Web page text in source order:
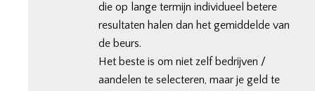
die op lange termijn individueel betere
resultaten halen dan het gemiddelde van
de beurs.
Het beste is om niet zelf bedrijven /
aandelen te selecteren, maar je geld te